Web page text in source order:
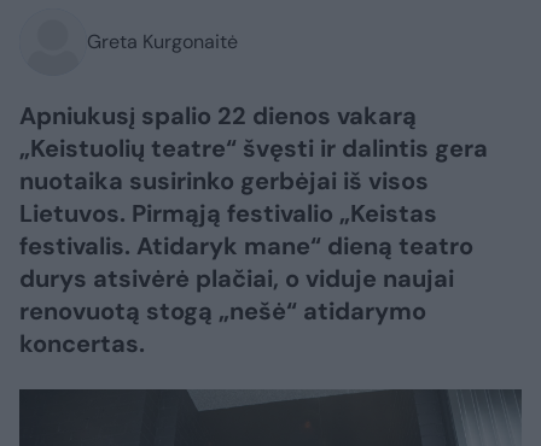
Greta Kurgonaitė
Apniukusį spalio 22 dienos vakarą
„Keistuolių teatre“ švęsti ir dalintis gera
nuotaika susirinko gerbėjai iš visos
Lietuvos. Pirmąją festivalio „Keistas
festivalis. Atidaryk mane“ dieną teatro
durys atsivėrė plačiai, o viduje naujai
renovuotą stogą „nešė“ atidarymo
koncertas.